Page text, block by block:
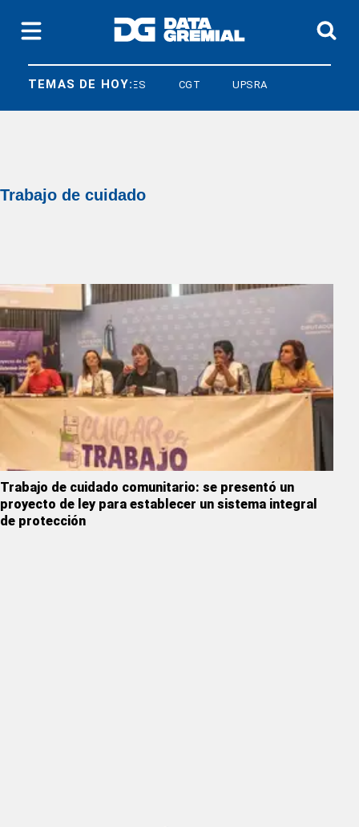
TEMAS DE HOY:
LEY BASES CGT UPSRA
Trabajo de cuidado
Trabajo de cuidado comunitario: se presentó un
proyecto de ley para establecer un sistema integral
de protección